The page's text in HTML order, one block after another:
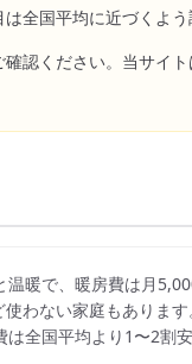
全国平均に近づくよう
認ください。当サイ
暖で、暖房費は月
わない家庭もありま
全国平均より1〜2割安